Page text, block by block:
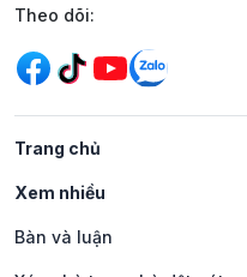
Mạng xã hội
Theo dõi:
Trang chủ
Xem nhiều
Bàn và luận